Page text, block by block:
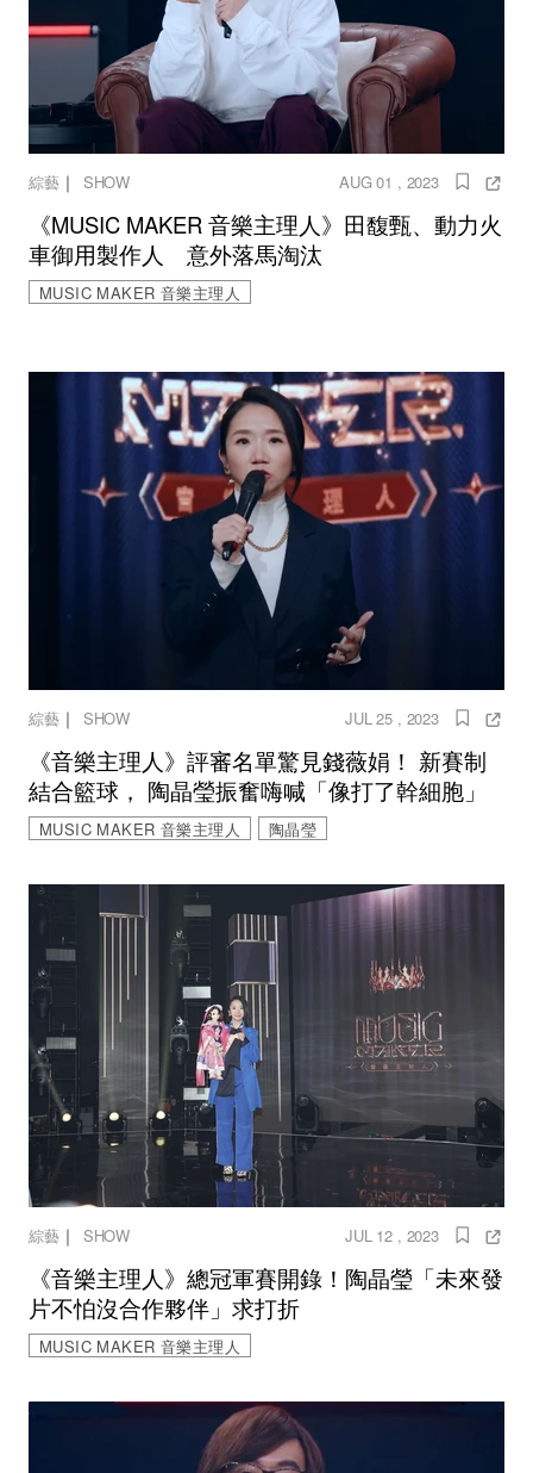
綜藝｜ SHOW AUG 01 , 2023
《MUSIC MAKER 音樂主理人》田馥甄、動力火
車御用製作人 意外落馬淘汰
MUSIC MAKER 音樂主理人
綜藝｜ SHOW JUL 25 , 2023
《音樂主理人》評審名單驚見錢薇娟！ 新賽制
結合籃球， 陶晶瑩振奮嗨喊「像打了幹細胞」
MUSIC MAKER 音樂主理人 陶晶瑩
綜藝｜ SHOW JUL 12 , 2023
《音樂主理人》總冠軍賽開錄！陶晶瑩「未來發
片不怕沒合作夥伴」求打折
MUSIC MAKER 音樂主理人